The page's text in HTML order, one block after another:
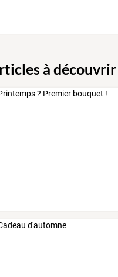
à découvrir